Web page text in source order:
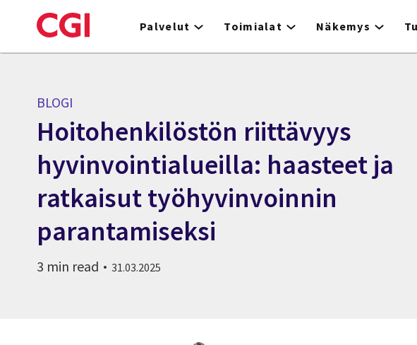
to
Palvelut Toimialat Näkemys
BLOGI
Hoitohenkilöstön riittävyys
hyvinvointialueilla: haasteet ja
ratkaisut työhyvinvoinnin
parantamiseksi
3 min read 31.03.2025